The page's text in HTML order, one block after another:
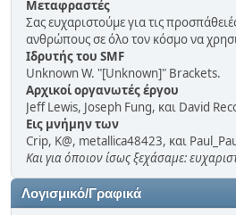
Μεταφραστές
Σας ευχαριστούμε για τις
ανθρώπους σε όλο τον κόσμο να
Ιδρυτής του SMF
Unknown W. "[Unknown]" Brackets.
Αρχικοί οργανωτές έργου
Jeff Lewis, Joseph Fung, και David
Εις μνήμην των
Crip, K@, metallica48423, και
Και για όποιον ίσως ξεχάσαμε:
Λογισμικό/Γραφικά